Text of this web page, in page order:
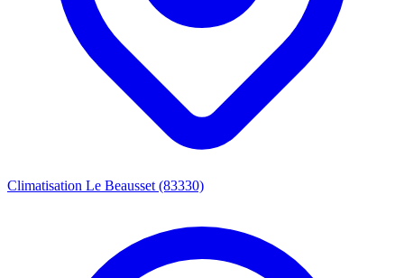
Climatisation Le Beausset (83330)